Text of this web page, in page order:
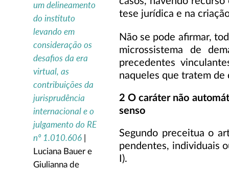
um delineamento
do instituto
levando em
consideração os
desafios da era
virtual, as
contribuições da
jurisprudência
internacional e o
julgamento do RE
nº 1.010.606
Luciana Bauer e
Giulianna de
tese jurídica e na
Não se pode afirmar,
microssistema de
precedentes
naqueles que tratem de
2 O caráter não
senso
Segundo preceitua o
pendentes, individuais
I).